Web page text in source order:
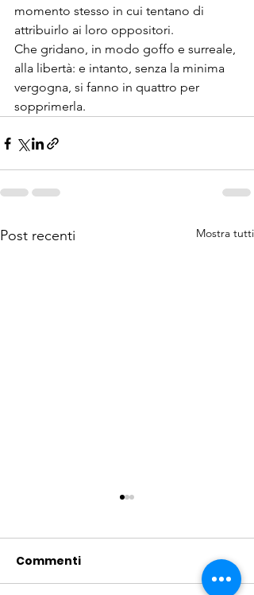
momento stesso in cui tentano di
attribuirlo ai loro oppositori.
Che gridano, in modo goffo e surreale,
alla libertà: e intanto, senza la minima
vergogna, si fanno in quattro per
sopprimerla.
Post recenti Mostra tutti
Commenti